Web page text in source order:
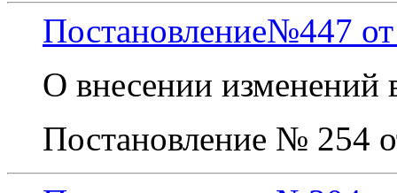
Постановление№447
О внесении изменений
Постановление № 254